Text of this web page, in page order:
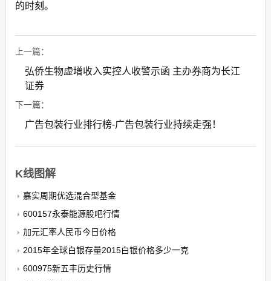
的时刻。
上一篇：
弘侨生物虚增收入实控人收警示函 主办券商为长江
证券
下一篇：
广告包装行业排行榜-广告包装行业持续走强！
K线图解
嘉实周期优选混合型基金
600157永泰能源股吧行情
加元汇率人民币今日价格
2015年全球白银存量2015白银价格多少一克
600975新五丰历史行情